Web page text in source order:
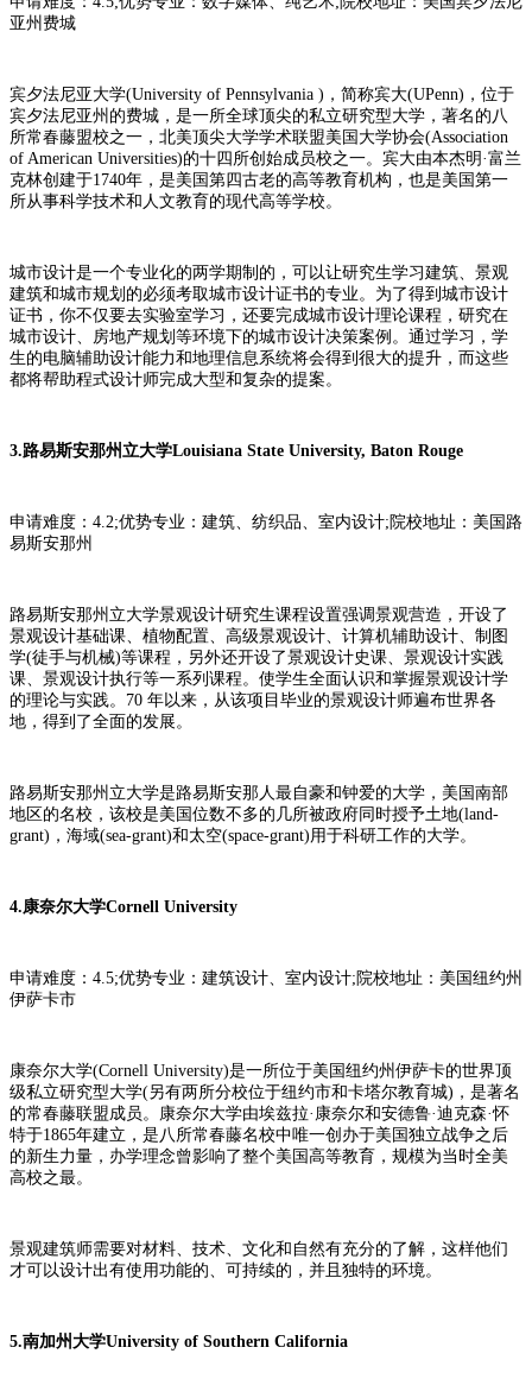
亚州费城
宾夕法尼亚大学(University of Pennsylvania )，简称宾大(UPenn)，位于
宾夕法尼亚州的费城，是一所全球顶尖的私立研究型大学，著名的八
所常春藤盟校之一，北美顶尖大学学术联盟美国大学协会(Association
of American Universities)的十四所创始成员校之一。宾大由本杰明·富兰
克林创建于1740年，是美国第四古老的高等教育机构，也是美国第一
所从事科学技术和人文教育的现代高等学校。
城市设计是一个专业化的两学期制的，可以让研究生学习建筑、景观
建筑和城市规划的必须考取城市设计证书的专业。为了得到城市设计
证书，你不仅要去实验室学习，还要完成城市设计理论课程，研究在
城市设计、房地产规划等环境下的城市设计决策案例。通过学习，学
生的电脑辅助设计能力和地理信息系统将会得到很大的提升，而这些
都将帮助程式设计师完成大型和复杂的提案。
3.路易斯安那州立大学Louisiana State University, Baton Rouge
申请难度：4.2;优势专业：建筑、纺织品、室内设计;院校地址：美国路
易斯安那州
路易斯安那州立大学景观设计研究生课程设置强调景观营造，开设了
景观设计基础课、植物配置、高级景观设计、计算机辅助设计、制图
学(徒手与机械)等课程，另外还开设了景观设计史课、景观设计实践
课、景观设计执行等一系列课程。使学生全面认识和掌握景观设计学
的理论与实践。70 年以来，从该项目毕业的景观设计师遍布世界各
地，得到了全面的发展。
路易斯安那州立大学是路易斯安那人最自豪和钟爱的大学，美国南部
地区的名校，该校是美国位数不多的几所被政府同时授予土地(land-
grant)，海域(sea-grant)和太空(space-grant)用于科研工作的大学。
4.康奈尔大学Cornell University
申请难度：4.5;优势专业：建筑设计、室内设计;院校地址：美国纽约州
伊萨卡市
康奈尔大学(Cornell University)是一所位于美国纽约州伊萨卡的世界顶
级私立研究型大学(另有两所分校位于纽约市和卡塔尔教育城)，是著名
的常春藤联盟成员。康奈尔大学由埃兹拉·康奈尔和安德鲁·迪克森·怀
特于1865年建立，是八所常春藤名校中唯一创办于美国独立战争之后
的新生力量，办学理念曾影响了整个美国高等教育，规模为当时全美
高校之最。
景观建筑师需要对材料、技术、文化和自然有充分的了解，这样他们
才可以设计出有使用功能的、可持续的，并且独特的环境。
5.南加州大学University of Southern California